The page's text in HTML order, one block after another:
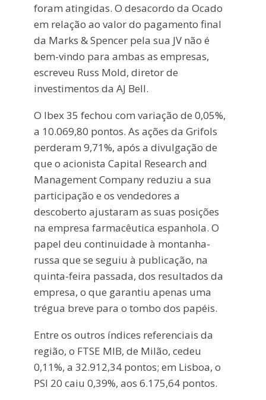
foram atingidas. O desacordo da Ocado
em relação ao valor do pagamento final
da Marks & Spencer pela sua JV não é
bem-vindo para ambas as empresas,
escreveu Russ Mold, diretor de
investimentos da AJ Bell.
O Ibex 35 fechou com variação de 0,05%,
a 10.069,80 pontos. As ações da Grifols
perderam 9,71%, após a divulgação de
que o acionista Capital Research and
Management Company reduziu a sua
participação e os vendedores a
descoberto ajustaram as suas posições
na empresa farmacêutica espanhola. O
papel deu continuidade à montanha-
russa que se seguiu à publicação, na
quinta-feira passada, dos resultados da
empresa, o que garantiu apenas uma
trégua breve para o tombo dos papéis.
Entre os outros índices referenciais da
região, o FTSE MIB, de Milão, cedeu
0,11%, a 32.912,34 pontos; em Lisboa, o
PSI 20 caiu 0,39%, aos 6.175,64 pontos.